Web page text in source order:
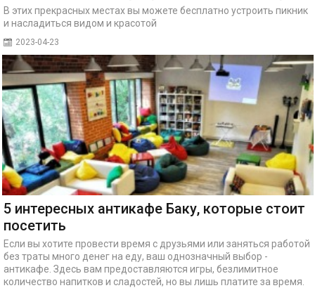
В этих прекрасных местах вы можете бесплатно устроить пикник
и насладиться видом и красотой
2023-04-23
5 интересных антикафе Баку, которые стоит
посетить
Если вы хотите провести время с друзьями или заняться работой
без траты много денег на еду, ваш однозначный выбор -
антикафе. Здесь вам предоставляются игры, безлимитное
количество напитков и сладостей, но вы лишь платите за время.